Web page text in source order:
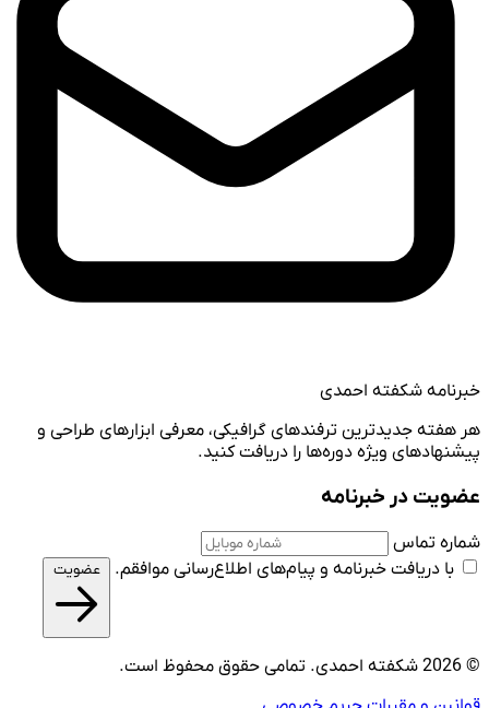
خبرنامه شکفته احمدی
هر هفته جدیدترین ترفندهای گرافیکی، معرفی ابزارهای طراحی و
پیشنهادهای ویژه دوره‌ها را دریافت کنید.
عضویت در خبرنامه
شماره تماس
با دریافت خبرنامه و پیام‌های اطلاع‌رسانی موافقم.
عضویت
© 2026 شکفته احمدی. تمامی حقوق محفوظ است.